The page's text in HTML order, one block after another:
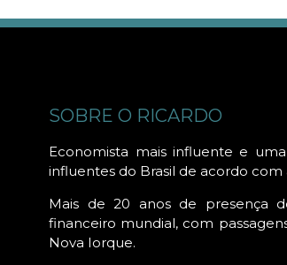
SOBRE O RICARDO
Economista mais influente e
influentes do Brasil de acordo com
Mais de 20 anos de presença
financeiro mundial, com
Nova Iorque.